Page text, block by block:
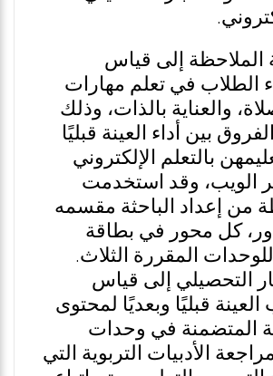
إلى قياس
الطلاب في تعلم مهارات
والعناية بالذات، وذلك
بين أداء العينة قبليًا
بالتعلم الإلكتروني
الويب، وقد استخدمت
من إعداد الباحثة مقسمه
كل محور في بطاقة
المقررة الثلاث.
التحصيلي إلى قياس
قبليًا وبعديًا لمحتوى
المتضمنة في وحدات
الأدبيات التربوية التي